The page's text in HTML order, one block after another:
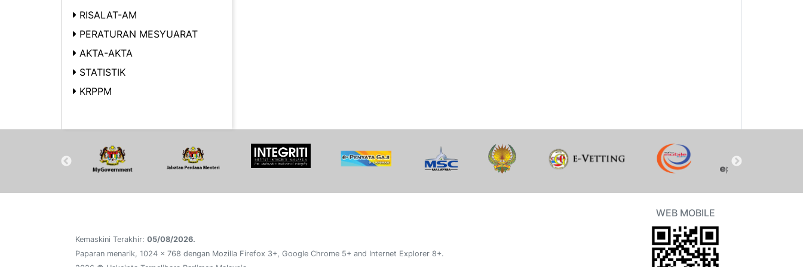
RISALAT-AM
PERATURAN MESYUARAT
AKTA-AKTA
STATISTIK
KRPPM
Kemaskini Terakhir: 05/08/2026.
Paparan menarik, 1024 x 768 dengan Mozilla Firefox 3+, Google Chrome 5+ and Internet Explorer 8+.
WEB MOBILE